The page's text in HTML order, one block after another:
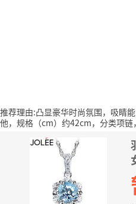
推荐理由:凸显豪华时尚氛围，吸睛
他，规格（cm）约42cm，分类项链